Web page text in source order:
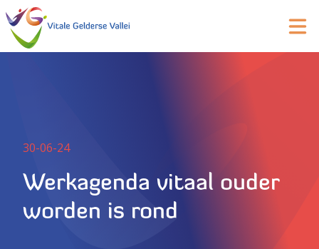
30-06-24
Werkagenda vitaal ouder
worden is rond